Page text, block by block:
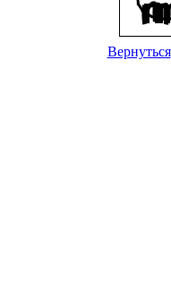
Вернуться